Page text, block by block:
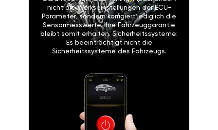
ist vergleichbar mit dem Wechseln
einer Glühbirne oder Batterie.
ändert nicht die Werkseinstellungen
der ECU-Parameter, sondern
korrigiert lediglich die
Sensormesswerte. Ihre
Fahrzeuggarantie bleibt somit
erhalten. Sicherheitssysteme: Es
beeinträchtigt nicht die